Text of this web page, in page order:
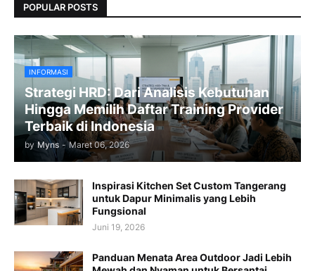
POPULAR POSTS
INFORMASI
Strategi HRD: Dari Analisis Kebutuhan
Hingga Memilih Daftar Training Provider
Terbaik di Indonesia
by Myns - Maret 06, 2026
Inspirasi Kitchen Set Custom Tangerang
untuk Dapur Minimalis yang Lebih
Fungsional
Juni 19, 2026
Panduan Menata Area Outdoor Jadi Lebih